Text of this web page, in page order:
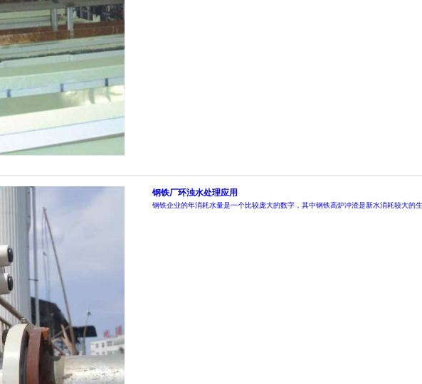
钢铁厂环浊水处理应用
钢铁企业的年消耗水量是一个比较庞大的数字，其中钢铁高炉冲渣是新水消耗较大的